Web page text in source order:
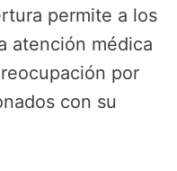
permite a los
atención médica
por
con su